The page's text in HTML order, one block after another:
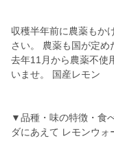
収穫半年前に農薬もか
さい。 農薬も国が定め
去年11月から農薬不使
いませ。 国産レモン
▼品種・味の特徴・食
ダにあえて レモンウ